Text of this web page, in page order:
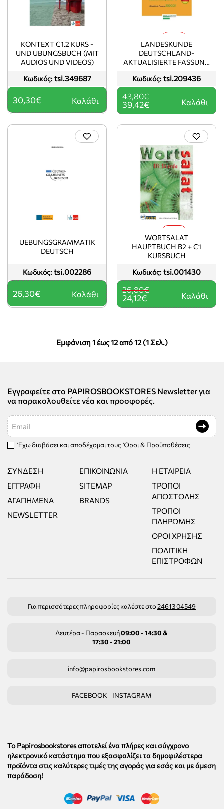
Κωδικός: tsi.349687
KONTEXT C1.2 KURS -
UND UBUNGSBUCH (MIT
AUDIOS UND VIDEOS)
30,30€ Καλάθι
Κωδικός: tsi.209436
LANDESKUNDE
DEUTSCHLAND-
AKTUALISIERTE FASSUNG
39,42€
43,80€
Καλάθι
Κωδικός: tsi.002286
UEBUNGSGRAMMATIK
DEUTSCH
26,30€ Καλάθι
Κωδικός: tsi.001430
WORTSALAT
HAUPTBUCH B2 + C1
KURSBUCH
24,12€
26,80€
Καλάθι
Εμφάνιση 1 έως 12 από 12 (1 Σελ.)
Εγγραφείτε στο PAPIROSBOOKSTORES Newsletter για
να παρακολουθείτε νέα και προσφορές.
Email
Έχω διαβάσει και αποδέχομαι τους Όροι & Προϋποθέσεις
ΣΎΝΔΕΣΗ
ΕΓΓΡΑΦΉ
ΑΓΑΠΗΜΈΝΑ
NEWSLETTER
ΕΠΙΚΟΙΝΩΝΊΑ
SITEMAP
BRANDS
Η ΕΤΑΙΡΕΊΑ
ΤΡΌΠΟΙ
ΑΠΟΣΤΟΛΉΣ
ΤΡΌΠΟΙ
ΠΛΗΡΩΜΉΣ
ΌΡΟΙ ΧΡΉΣΗΣ
ΠΟΛΙΤΙΚΉ
ΕΠΙΣΤΡΟΦΏΝ
Για περισσότερες πληροφορίες καλέστε στο24613 04549
Δευτέρα - Παρασκευή09:00 - 14:30 &
17:30 - 21:00
info@papirosbookstores.com
FACEBOOK INSTAGRAM
Το Papirosbookstores αποτελεί ένα πλήρες και σύγχρονο
ηλεκτρονικό κατάστημα που εξασφαλίζει τα δημοφιλέστερα
προϊόντα στις καλύτερες τιμές της αγοράς για εσάς και με άμεση
παράδοση!